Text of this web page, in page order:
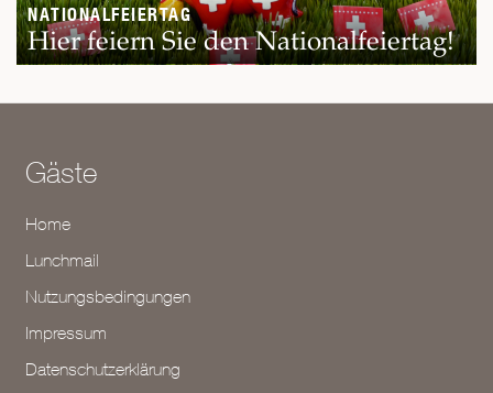
NATIONALFEIERTAG
Hier feiern Sie den Nationalfeiertag!
Gäste
Home
Lunchmail
Nutzungsbedingungen
Impressum
Datenschutzerklärung